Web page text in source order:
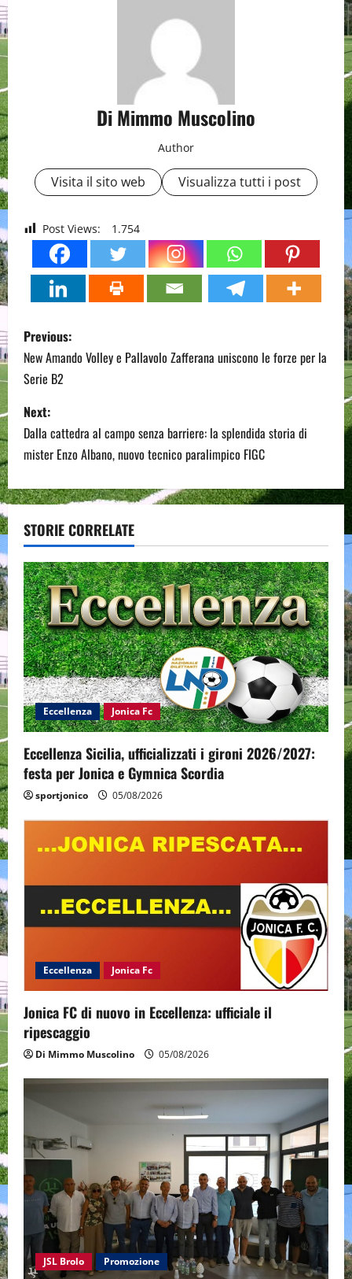
Di Mimmo Muscolino
Author
Visita il sito web Visualizza tutti i post
Post Views: 1.754
P
o
s
t
n
a
v
i
g
a
t
i
o
n
Previous:
New Amando Volley e Pallavolo Zafferana uniscono le forze per la
Serie B2
Next:
Dalla cattedra al campo senza barriere: la splendida storia di
mister Enzo Albano, nuovo tecnico paralimpico FIGC
STORIE CORRELATE
Eccellenza Jonica Fc
Eccellenza Sicilia, ufficializzati i gironi 2026/2027:
festa per Jonica e Gymnica Scordia
sportjonico 05/08/2026
Eccellenza Jonica Fc
Jonica FC di nuovo in Eccellenza: ufficiale il
ripescaggio
Di Mimmo Muscolino 05/08/2026
JSL Brolo Promozione